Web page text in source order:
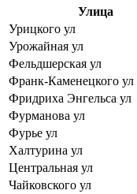
Улица
Урицкого ул
Урожайная ул
Фельдшерская ул
Франк-Каменецкого ул
Фридриха Энгельса ул
Фурманова ул
Фурье ул
Халтурина ул
Центральная ул
Чайковского ул